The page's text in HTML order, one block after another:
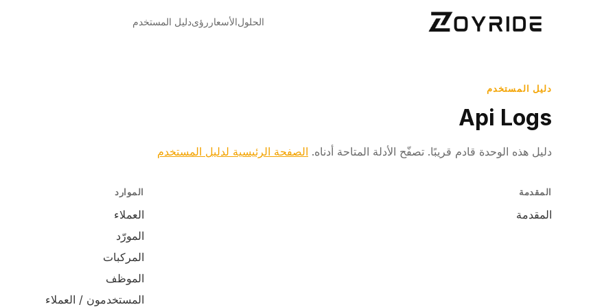
الحلولالأسعار رؤىدليل المستخدم
دليل المستخدم
Api Logs
دليل هذه الوحدة قادم قريبًا. تصفّح الأدلة المتاحة أدناه. الصفحة الرئيسية لدليل المستخدم
المقدمة
المقدمة
الموارد
العملاء
المورّد
المركبات
الموظف
المستخدمون / العملاء